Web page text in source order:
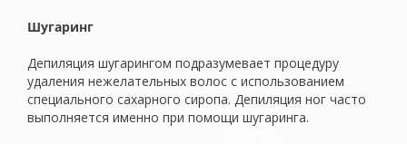
Шугаринг
Депиляция шугарингом подразумевает процедуру
удаления нежелательных волос с использованием
специального сахарного сиропа. Депиляция ног часто
выполняется именно при помощи шугаринга.